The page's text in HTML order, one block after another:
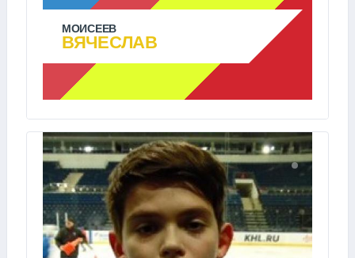
МОИСЕЕВ
ВЯЧЕСЛАВ